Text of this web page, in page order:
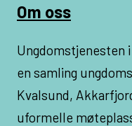
Om oss
Ungdomstjenesten
en samling
Kvalsund,
uformelle